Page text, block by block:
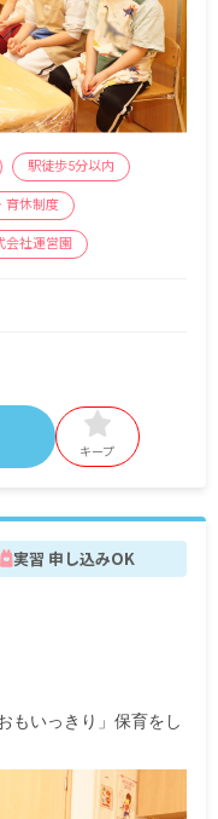
駅徒歩5分以内
育休制度
会社運営園
円
／3月）2024年実績：全国
算一時金支給です
によります
たす勤務実績がない等の
が0円になります
キープ
実習 申し込みOK
もいっきり」保育をし